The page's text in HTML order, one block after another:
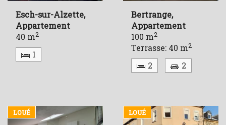
Esch-sur-Alzette,
Appartement
40 m2
1
Bertrange,
Appartement
100 m2
Terrasse: 40 m2
2 2
LOUÉ LOUÉ